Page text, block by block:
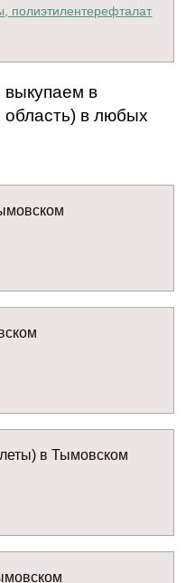
полиэтилентерефталат
в
в любых
в Тымовском